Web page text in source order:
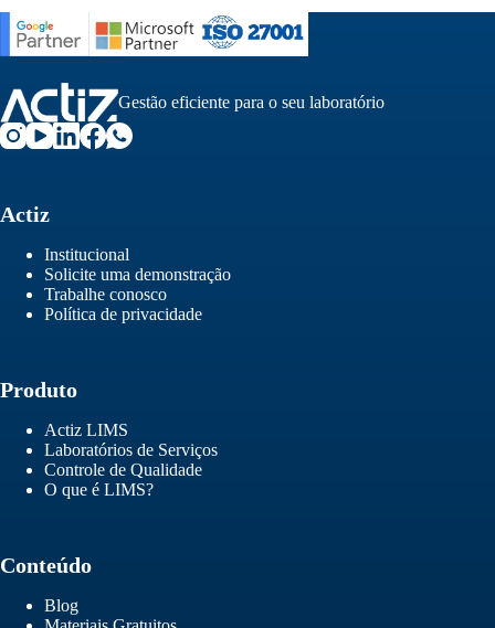
Gestão eficiente para o seu laboratório
Actiz
Institucional
Solicite uma demonstração
Trabalhe conosco
Política de privacidade
Produto
Actiz LIMS
Laboratórios de Serviços
Controle de Qualidade
O que é LIMS?
Conteúdo
Blog